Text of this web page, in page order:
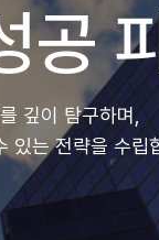
공
깊이 탐구하며,
있는 전략을 수립